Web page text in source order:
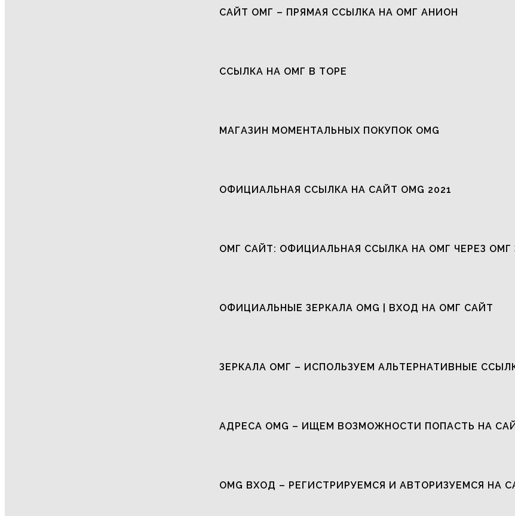
САЙТ ОМГ – ПРЯМАЯ ССЫЛКА НА ОМГ АНИОН
ССЫЛКА НА ОМГ В ТОРЕ
МАГАЗИН МОМЕНТАЛЬНЫХ ПОКУПОК OMG
ОФИЦИАЛЬНАЯ ССЫЛКА НА САЙТ OMG 2021
ОМГ САЙТ: ОФИЦИАЛЬНАЯ ССЫЛКА НА ОМГ ЧЕРЕЗ ОМГ
ОФИЦИАЛЬНЫЕ ЗЕРКАЛА OMG | ВХОД НА ОМГ САЙТ
ЗЕРКАЛА ОМГ – ИСПОЛЬЗУЕМ АЛЬТЕРНАТИВНЫЕ
АДРЕСА OMG – ИЩЕМ ВОЗМОЖНОСТИ ПОПАСТЬ НА
OMG ВХОД – РЕГИСТРИРУЕМСЯ И АВТОРИЗУЕМСЯ НА